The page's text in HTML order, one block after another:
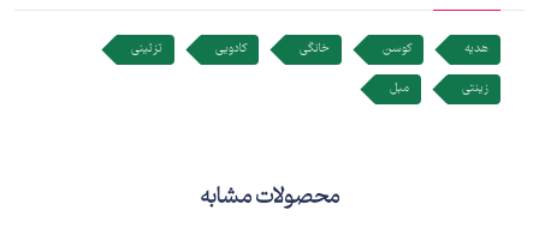
هدیه کوسن خانگی کادویی
تزئینی
زینتی
مبل
محصولات مشابه